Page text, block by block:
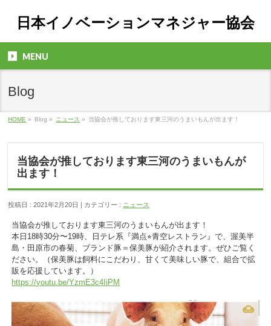
日本イノベーションマネジャー協会
MENU
Blog
HOME » Blog » ニュース » 当協会が推しております東三河のうまいもんが出ます！
当協会が推しております東三河のうまいもんが
出ます！
投稿日 : 2021年2月20日 | カテゴリー : ニュース
当協会が推しております東三河のうまいもんが出ます！
本日18時30分〜19時、日テレ系『満点⭐︎青空レストラン』で、渥美半
島・田原市の春菊、ブランド豚＝保美豚が紹介されます。ぜひご覧く
ださい。（保美豚は飼料にこだわり、甘くて美味しい豚で、組合で拡
販を応援しています。）
https://youtu.be/YzmE3c4IiPM